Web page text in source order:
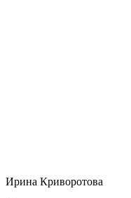
Ирина Криворотова